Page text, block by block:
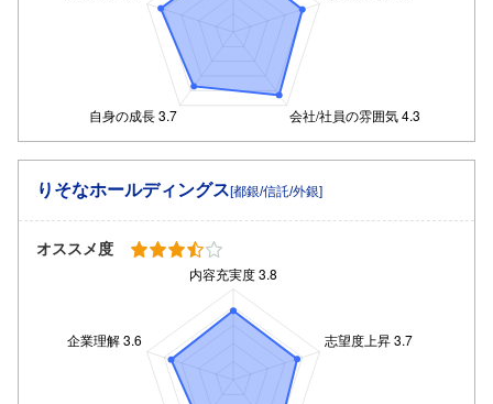
りそなホールディングス[都銀/信託/外銀]
オススメ度